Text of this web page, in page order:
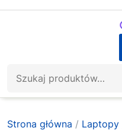
Strona główna / Laptopy